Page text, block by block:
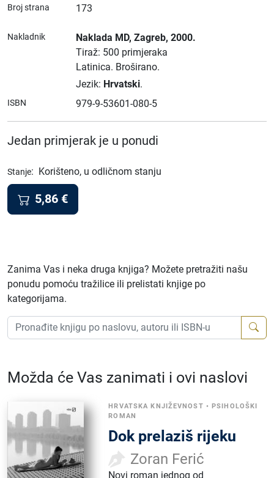
Broj strana 173
Nakladnik Naklada MD, Zagreb, 2000.
Tiraž: 500 primjeraka
Latinica. Broširano.
Jezik: Hrvatski.
ISBN 979-9-53601-080-5
Jedan primjerak je u ponudi
Stanje: Korišteno, u odličnom stanju
5,86 €
Zanima Vas i neka druga knjiga? Možete pretražiti našu
ponudu pomoću tražilice ili prelistati knjige po
kategorijama.
Možda će Vas zanimati i ovi naslovi
HRVATSKA KNJIŽEVNOST •PSIHOLOŠKI
ROMAN
Dok prelaziš rijeku
Zoran Ferić
Novi roman jednog od